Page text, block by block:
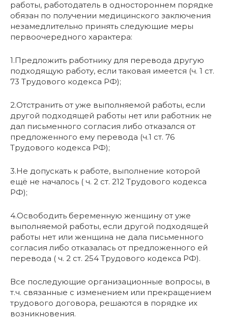
работы, работодатель в одностороннем порядке
обязан по получении медицинского заключения
незамедлительно принять следующие меры
первоочередного характера:
1.Предложить работнику для перевода другую
подходящую работу, если таковая имеется (ч. 1 ст.
73 Трудового кодекса РФ);
2.Отстранить от уже выполняемой работы, если
другой подходящей работы нет или работник не
дал письменного согласия либо отказался от
предложенного ему перевода (ч.1 ст. 76
Трудового кодекса РФ);
3.Не допускать к работе, выполнение которой
ещё не началось ( ч. 2 ст. 212 Трудового кодекса
РФ);
4.Освободить беременную женщину от уже
выполняемой работы, если другой подходящей
работы нет или женщина не дала письменного
согласия либо отказалась от предложенного ей
перевода ( ч. 2 ст. 254 Трудового кодекса РФ).
Все последующие организационные вопросы, в
т.ч. связанные с изменением или прекращением
трудового договора, решаются в порядке их
возникновения.